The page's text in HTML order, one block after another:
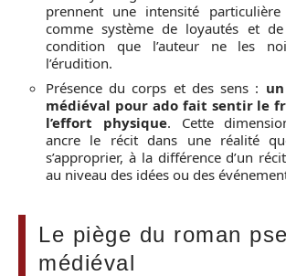
prennent une intensité
comme système de loyautés et
condition que l’auteur ne les
l’érudition.
Présence du corps et des sens :
médiéval pour ado fait sentir le
l’effort physique. Cette
ancre le récit dans une réalité
s’approprier, à la différence d’un
au niveau des idées ou des
Le piège du roman
médiéval